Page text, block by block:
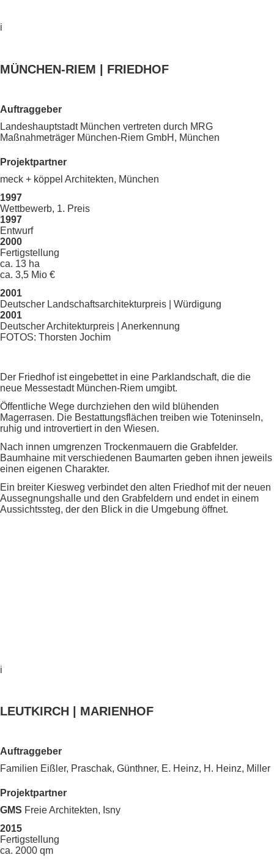
i
MÜNCHEN-RIEM | FRIEDHOF
Auftraggeber
Landeshauptstadt München vertreten durch MRG
Maßnahmeträger München-Riem GmbH, München
Projektpartner
meck + köppel Architekten, München
1997
Wettbewerb, 1. Preis
1997
Entwurf
2000
Fertigstellung
ca. 13 ha
ca. 3,5 Mio €
2001
Deutscher Landschaftsarchitekturpreis | Würdigung
2001
Deutscher Architekturpreis | Anerkennung
FOTOS: Thorsten Jochim
Der Friedhof ist eingebettet in eine Parklandschaft, die die
neue Messestadt München-Riem umgibt.
Öffentliche Wege durchziehen den wild blühenden
Magerrasen. Die Bestattungsflächen treiben wie Toteninseln,
ruhig und introvertiert in den Wiesen.
Nach innen umgrenzen Trockenmauern die Grabfelder.
Baumhaine mit verschiedenen Baumarten geben ihnen jeweils
einen eigenen Charakter.
Ein breiter Kiesweg verbindet den alten Friedhof mit der neuen
Aussegnungshalle und den Grabfeldern und endet in einem
Aussichtssteg, der den Blick in die Umgebung öffnet.
i
LEUTKIRCH | MARIENHOF
Auftraggeber
Familien Eißler, Praschak, Günthner, E. Heinz, H. Heinz, Miller
Projektpartner
GMS Freie Architekten, Isny
2015
Fertigstellung
ca. 2000 qm